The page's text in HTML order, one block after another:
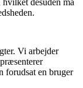
Vi arbejder
forudsat en bruger